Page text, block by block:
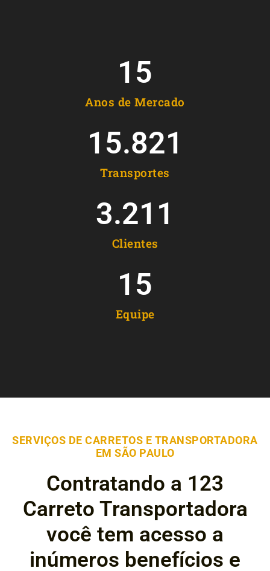
Anos de Mercado
15
Transportes
15.821
Clientes
3.211
Equipe
15
SERVIÇOS DE CARRETOS E TRANSPORTADORA
EM SÃO PAULO
Contratando a 123
Carreto Transportadora
você tem acesso a
inúmeros benefícios e